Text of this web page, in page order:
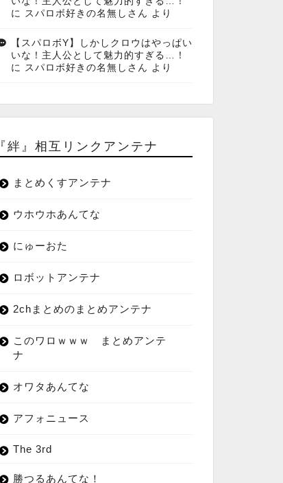
に
スパロボ好きの名無しさん より
【スパロボY】しかしクロウはやっぱい
いな！主人公として魅力的すぎる…！
に
スパロボ好きの名無しさん より
『絆』相互リンクアンテナ
まとめくすアンテナ
ウホウホあんてな
にゅーおた
ロボットアンテナ
2chまとめのまとめアンテナ
このワロｗｗｗ まとめアンテ
ナ
オワタあんてな
アフォニュース
The 3rd
勝つるあんてな！